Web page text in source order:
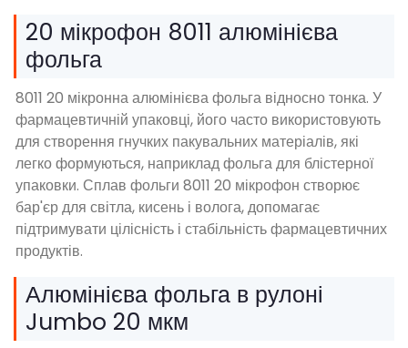
20 мікрофон 8011 алюмінієва
фольга
8011 20 мікронна алюмінієва фольга відносно тонка. У
фармацевтичній упаковці, його часто використовують
для створення гнучких пакувальних матеріалів, які
легко формуються, наприклад фольга для блістерної
упаковки. Сплав фольги 8011 20 мікрофон створює
бар'єр для світла, кисень і волога, допомагає
підтримувати цілісність і стабільність фармацевтичних
продуктів.
Алюмінієва фольга в рулоні
Jumbo 20 мкм